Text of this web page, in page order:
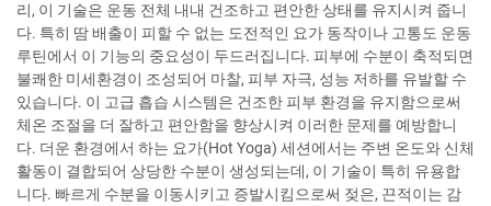
리, 이 기술은 운동 전체 내내 건조하고 편안한 상태를 유지시켜 줍니
다. 특히 땀 배출이 피할 수 없는 도전적인 요가 동작이나 고통도 운동
루틴에서 이 기능의 중요성이 두드러집니다. 피부에 수분이 축적되면
불쾌한 미세환경이 조성되어 마찰, 피부 자극, 성능 저하를 유발할 수
있습니다. 이 고급 흡습 시스템은 건조한 피부 환경을 유지함으로써
체온 조절을 더 잘하고 편안함을 향상시켜 이러한 문제를 예방합니
다. 더운 환경에서 하는 요가(Hot Yoga) 세션에서는 주변 온도와 신체
활동이 결합되어 상당한 수분이 생성되는데, 이 기술이 특히 유용합
니다. 빠르게 수분을 이동시키고 증발시킴으로써 젖은, 끈적이는 감